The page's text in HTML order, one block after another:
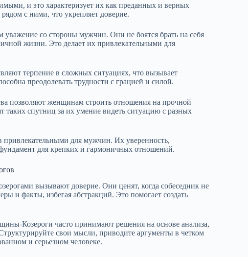
и это характеризует их как преданных и верных
с ними, что укрепляет доверие.
со стороны мужчин. Они не боятся брать на себя
жизни. Это делает их привлекательными для
терпение в сложных ситуациях, что вызывает
преодолевать трудности с грацией и силой.
позволяют женщинам строить отношения на прочной
спутниц за их умение видеть ситуацию с разных
привлекательными для мужчин. Их уверенность,
для крепких и гармоничных отношений.
вызывают доверие. Они ценят, когда собеседник не
и факты, избегая абстракций. Это помогает создать
Козероги часто принимают решения на основе анализа,
свои мысли, приводите аргументы в четком
и серьезном человеке.